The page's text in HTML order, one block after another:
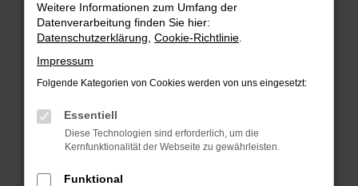
Überprüfe deine Firewall und deine
Internetverbindung.
Laden andere Webseiten, zum Beispiel deine
Suchmaschine?
Prüfe deine Browsererweiterungen.
können das Laden bestimmter Seiten
verhindern. Funktioniert die Seite in einem
Fenster?
Weitere Informationen zum Umfang der
Datenverarbeitung finden Sie hier:
Datenschutzerklärung Cookie-Richtlinie
Impressum
Folgende Kategorien von Cookies werden von uns eingesetzt:
Essentiell
Diese Technologien sind erforderlich, um die
Kernfunktionalität der Webseite zu gewährleisten.
Funktional